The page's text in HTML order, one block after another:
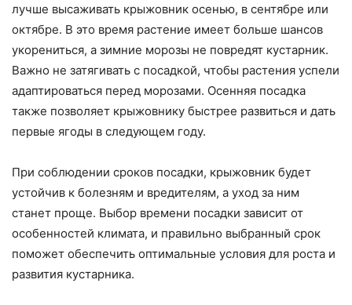
лучше высаживать крыжовник осенью, в сентябре или
октябре. В это время растение имеет больше шансов
укорениться, а зимние морозы не повредят кустарник.
Важно не затягивать с посадкой, чтобы растения успели
адаптироваться перед морозами. Осенняя посадка
также позволяет крыжовнику быстрее развиться и дать
первые ягоды в следующем году.
При соблюдении сроков посадки, крыжовник будет
устойчив к болезням и вредителям, а уход за ним
станет проще. Выбор времени посадки зависит от
особенностей климата, и правильно выбранный срок
поможет обеспечить оптимальные условия для роста и
развития кустарника.